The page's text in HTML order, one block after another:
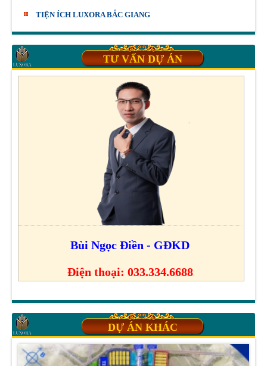
TIỆN ÍCH LUXORA BẮC GIANG
TƯ VẤN DỰ ÁN
Bùi Ngọc Điền - GĐKD
Điện thoại: 033.334.6688
DỰ ÁN KHÁC